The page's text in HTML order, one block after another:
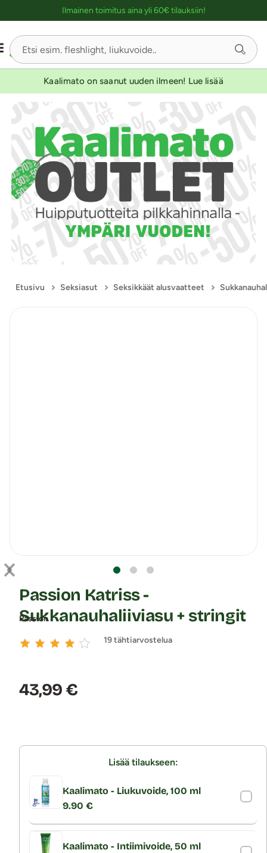
Ilmainen toimitus aina yli 60€ tilauksiin!
Kaalimato on saanut uuden ilmeen! Lue lisää
Etusivu Seksiasut Seksikkäät alusvaatteet
Passion
Passion Katriss -
Sukkanauhaliiviasu + stringit
19 tähtiarvostelua
Hinta:
43,99 €
Lisää tilaukseen:
Kaalimato - Liukuvoide, 100 ml
9.90 €
Kaalimato - Intiimivoide, 50 ml